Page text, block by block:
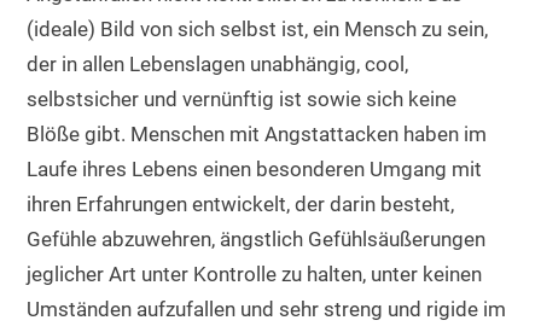
(ideale) Bild von sich selbst ist, ein Mensch zu sein,
der in allen Lebenslagen unabhängig, cool,
selbstsicher und vernünftig ist sowie sich keine
Blöße gibt. Menschen mit Angstattacken haben im
Laufe ihres Lebens einen besonderen Umgang mit
ihren Erfahrungen entwickelt, der darin besteht,
Gefühle abzuwehren, ängstlich Gefühlsäußerungen
jeglicher Art unter Kontrolle zu halten, unter keinen
Umständen aufzufallen und sehr streng und rigide im